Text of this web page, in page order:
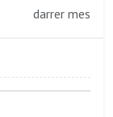
darrer mes